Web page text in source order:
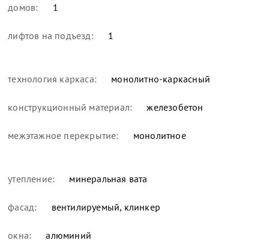
домов: 1
лифтов на подъезд: 1
технология каркаса: монолитно-каркасный
конструкционный материал: железобетон
межэтажное перекрытие: монолитное
утепление: минеральная вата
фасад: вентилируемый, клинкер
окна: алюминий